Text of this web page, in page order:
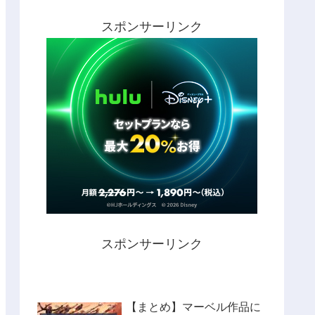
スポンサーリンク
スポンサーリンク
【まとめ】マーベル作品に